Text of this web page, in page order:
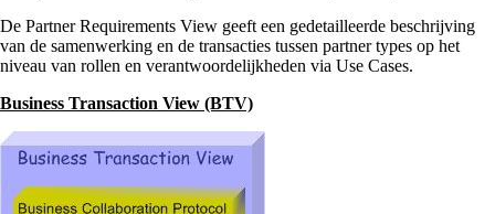
De Partner Requirements View geeft een gedetailleerde beschrijving
van de samenwerking en de transacties tussen partner types op het
niveau van rollen en verantwoordelijkheden via Use Cases.
Business Transaction View (BTV)